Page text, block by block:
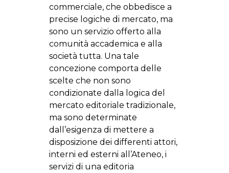
commerciale, che obbedisce a
precise logiche di mercato, ma
sono un servizio offerto alla
comunità accademica e alla
società tutta. Una tale
concezione comporta delle
scelte che non sono
condizionate dalla logica del
mercato editoriale tradizionale,
ma sono determinate
dall’esigenza di mettere a
disposizione dei differenti attori,
interni ed esterni all’Ateneo, i
servizi di una editoria